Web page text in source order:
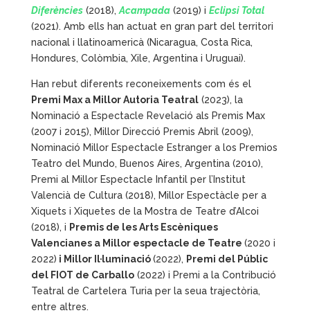
Diferències(2018), Acampada (2019) i Eclipsi Total
(2021). Amb ells han actuat en gran part del territori
nacional i llatinoamericà (Nicaragua, Costa Rica,
Hondures, Colòmbia, Xile, Argentina i Uruguai).
Han rebut diferents reconeixements com és el
Premi Max a Millor Autoria Teatral(2023), la
Nominació a Espectacle Revelació als Premis Max
(2007 i 2015), Millor Direcció Premis Abril (2009),
Nominació Millor Espectacle Estranger a los Premios
Teatro del Mundo, Buenos Aires, Argentina (2010),
Premi al Millor Espectacle Infantil per l’Institut
Valencià de Cultura (2018), Millor Espectàcle per a
Xiquets i Xiquetes de la Mostra de Teatre d’Alcoi
(2018), i Premis de les Arts Escèniques
Valencianes a Millor espectacle de Teatre (2020 i
2022) i Millor Il·luminació(2022), Premi del Públic
del FIOT de Carballo(2022) i Premi a la Contribució
Teatral de Cartelera Turia per la seua trajectòria,
entre altres.